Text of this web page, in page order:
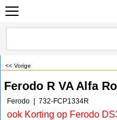
<< Vorige
Ferodo R VA Alfa
Ferodo 732-FCP1334R
ook Korting op Ferodo